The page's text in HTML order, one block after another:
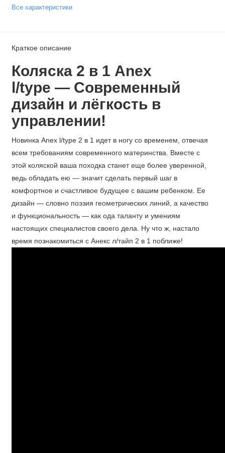
Все характеристики
Краткое описание
Коляска 2 в 1 Anex
l/type — Современный
дизайн и лёгкость в
управлении!
Новинка Anex l/type 2 в 1 идет в ногу со временем, отвечая
всем требованиям современного материнства. Вместе с
этой коляской ваша походка станет еще более уверенной,
ведь обладать ею — значит сделать первый шаг в
комфортное и счастливое будущее с вашим ребенком. Ее
дизайн — словно поэзия геометрических линий, а качество
и функциональность — как ода таланту и умениям
настоящих специалистов своего дела. Ну что ж, настало
время познакомиться с Анекс л/тайп 2 в 1 поближе!